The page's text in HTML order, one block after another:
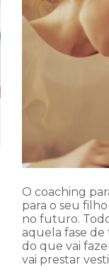
O coaching
para o seu
no futuro.
aquela fase
do que vai
vai prestar